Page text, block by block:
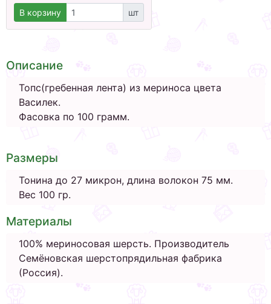
В корзину шт
Описание
Топс(гребенная лента) из мериноса цвета
Василек.
Фасовка по 100 грамм.
Размеры
Тонина до 27 микрон, длина волокон 75 мм.
Вес 100 гр.
Материалы
100% мериносовая шерсть. Производитель
Семёновская шерстопрядильная фабрика
(Россия).